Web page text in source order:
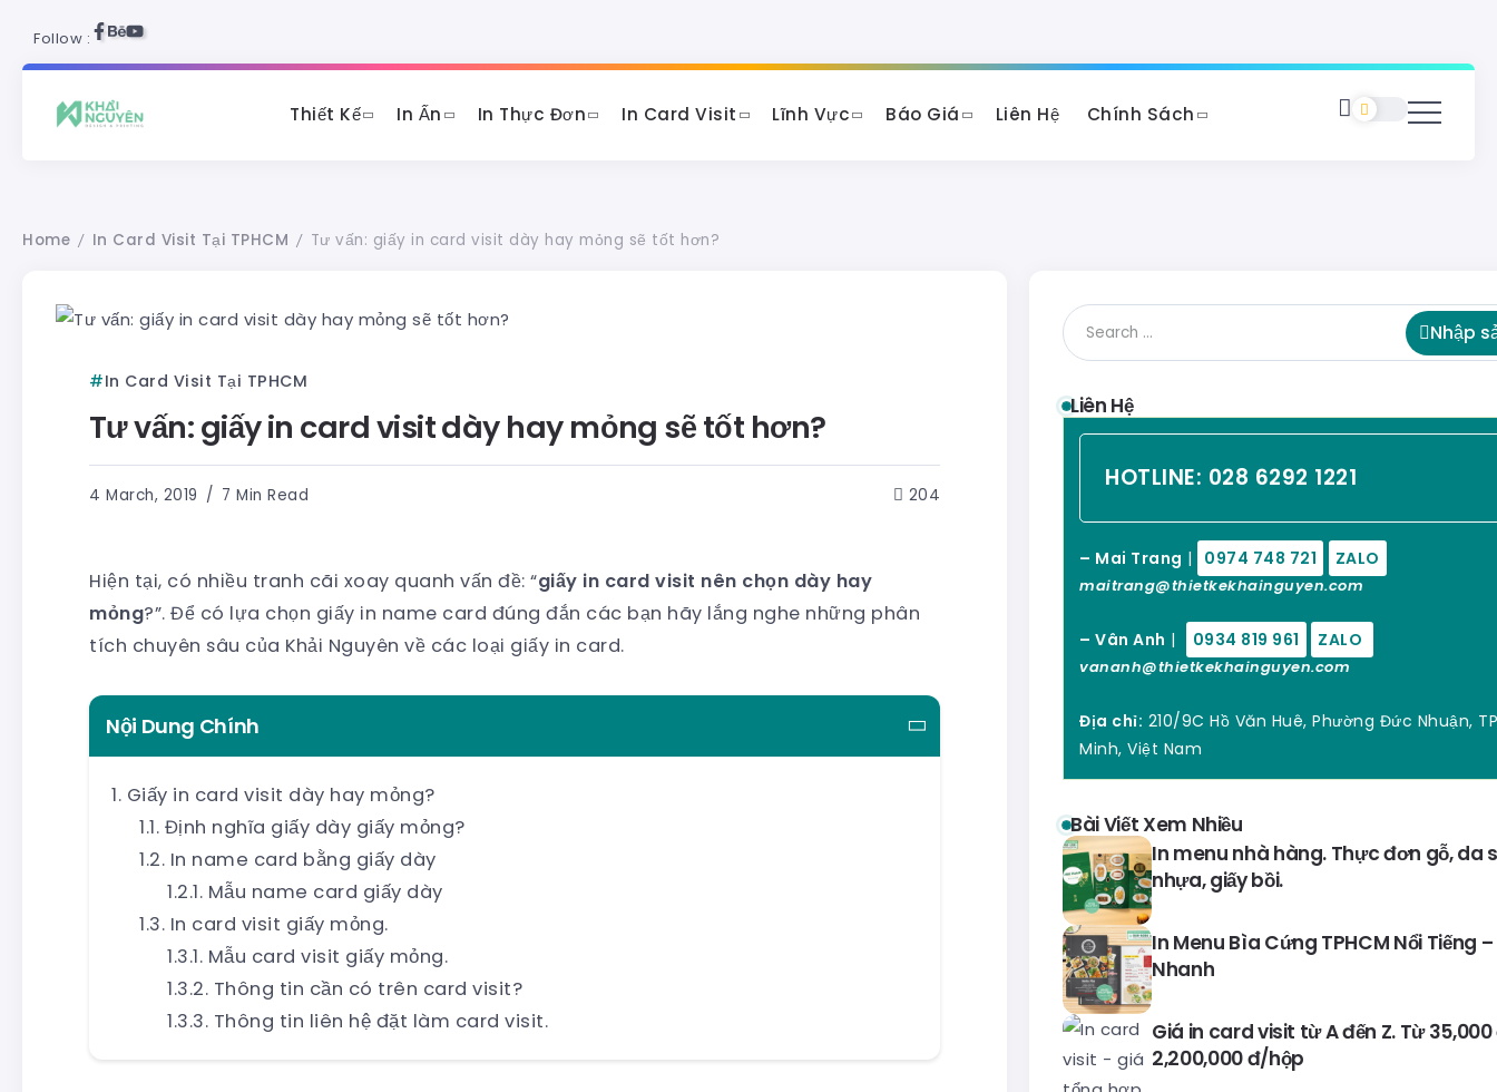
Follow :
Thiết Kế In Ấn In Thực Đơn In Card Visit Lĩnh Vực Báo Giá Liên Hệ Chính Sách
Home / In Card Visit Tại TPHCM / Tư vấn: giấy in card visit dày hay mỏng sẽ tốt hơn?
In Card Visit Tại TPHCM
Tư vấn: giấy in card visit dày hay mỏng sẽ tốt hơn?
4 March, 2019 7 Min Read 204
Hiện tại, có nhiều tranh cãi xoay quanh vấn đề: “giấy in card visit nên chọn dày hay
mỏng?”. Để có lựa chọn giấy in name card đúng đắn các bạn hãy lắng nghe những phân
tích chuyên sâu của Khải Nguyên về các loại giấy in card.
Nội Dung Chính
Giấy in card visit dày hay mỏng?
Định nghĩa giấy dày giấy mỏng?
In name card bằng giấy dày
Mẫu name card giấy dày
In card visit giấy mỏng.
Mẫu card visit giấy mỏng.
Thông tin cần có trên card visit?
Thông tin liên hệ đặt làm card visit.
Nhập
Liên Hệ
HOTLINE: 028 6292 1221
– Mai Trang | 0974 748 721 ZALO
maitrang@thietkekhainguyen.com
– Vân Anh | 0934 819 961 ZALO
vananh@thietkekhainguyen.com
Địa chỉ: 210/9C Hồ Văn Huê, Phường Đức Nhuận,
Minh, Việt Nam
Bài Viết Xem Nhiều
In menu nhà hàng. Thực đơn gỗ, da
nhựa, giấy bồi.
In Menu Bìa Cứng TPHCM Nổi Tiếng
Nhanh
Giá in card visit từ A đến Z. Từ
2,200,000 đ/hộp